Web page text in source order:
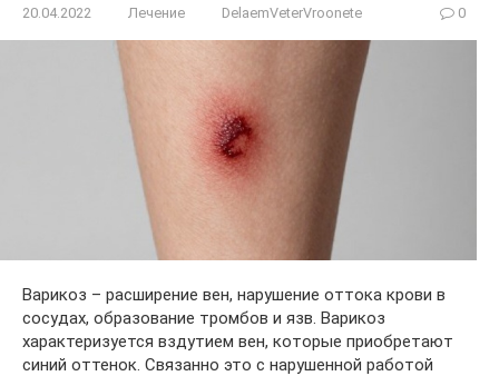
20.04.2022 Лечение DelaemVeterVroonete 0
Варикоз – расширение вен, нарушение оттока крови в
сосудах, образование тромбов и язв. Варикоз
характеризуется вздутием вен, которые приобретают
синий оттенок. Связанно это с нарушенной работой